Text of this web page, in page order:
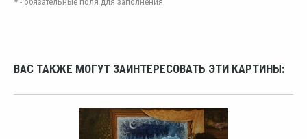
ВАС ТАКЖЕ МОГУТ ЗАИНТЕРЕСОВАТЬ ЭТИ КАРТИНЫ: